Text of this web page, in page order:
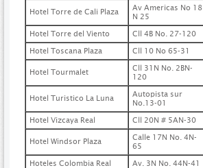
Hotel Torre de Cali Plaza
Av Americas No 18
N 25
Hotel Torre del Viento Cll 4B No. 27-120
Hotel Toscana Plaza
Cll 10 No 65-31
Hotel Tourmalet
Cll 31N No. 2BN-
120
Hotel Turistico La Luna
Autopista sur
No.13-01
Hotel Vizcaya Real Cll 20N # 5AN-30
Hotel Windsor Plaza
Calle 17N No. 4N-
65
Hoteles Colombia Real Av. 3N No. 44N-41